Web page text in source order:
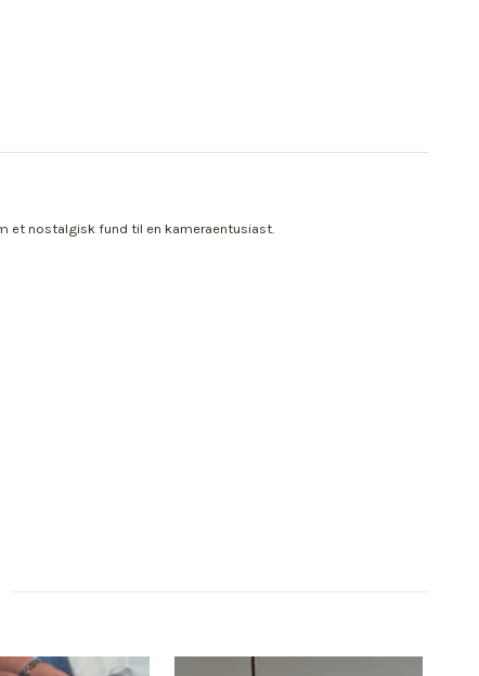
et nostalgisk fund til en kameraentusiast.